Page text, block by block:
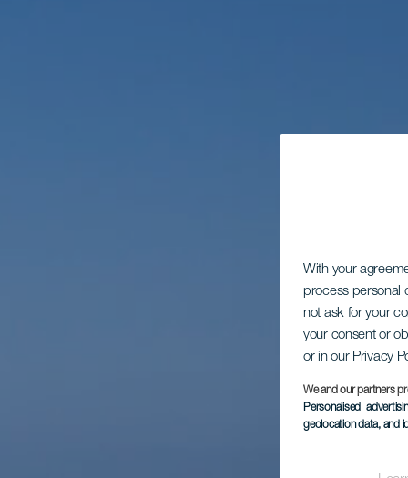
With your
process personal
not ask for your
your consent or
or in our Privacy
We and our partners
Personalised
geolocation data, and